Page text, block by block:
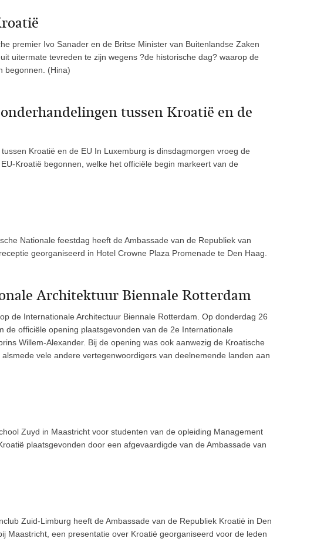
premier Ivo Sanader en de Britse Minister van Buitenlandse Zaken
uitermate tevreden te zijn wegens ?de historische dag? waarop de
begonnen. (Hina)
tussen Kroatië en de
Kroatië en de EU In Luxemburg is dinsdagmorgen vroeg de
Kroatië begonnen, welke het officiële begin markeert van de
Nationale feestdag heeft de Ambassade van de Republiek van
georganiseerd in Hotel Crowne Plaza Promenade te Den Haag.
Architektuur Biennale Rotterdam
de Internationale Architectuur Biennale Rotterdam. Op donderdag 26
de officiële opening plaatsgevonden van de 2e Internationale
Willem-Alexander. Bij de opening was ook aanwezig de Kroatische
vele andere vertegenwoordigers van deelnemende landen aan
Zuyd in Maastricht voor studenten van de opleiding Management
plaatsgevonden door een afgevaardigde van de Ambassade van
Zuid-Limburg heeft de Ambassade van de Republiek Kroatië in Den
Maastricht, een presentatie over Kroatië georganiseerd voor de leden